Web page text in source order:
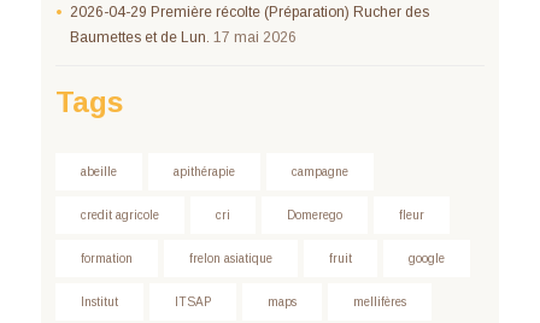
2026-04-29 Première récolte (Préparation) Rucher des
Baumettes et de Lun. 17 mai 2026
Tags
abeille apithérapie campagne
credit agricole cri Domerego fleur
formation frelon asiatique fruit google
Institut ITSAP maps mellifères